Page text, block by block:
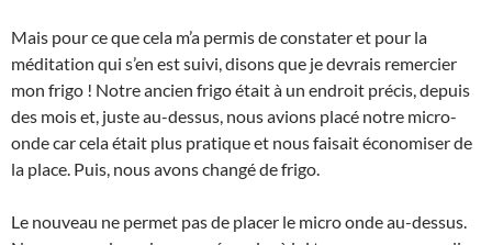
Mais pour ce que cela m’a permis de constater et pour la
méditation qui s’en est suivi, disons que je devrais remercier
mon frigo ! Notre ancien frigo était à un endroit précis, depuis
des mois et, juste au-dessus, nous avions placé notre micro-
onde car cela était plus pratique et nous faisait économiser de
la place. Puis, nous avons changé de frigo.
Le nouveau ne permet pas de placer le micro onde au-dessus.